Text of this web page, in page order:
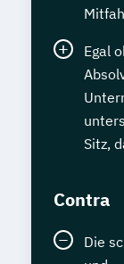
Egal
Sitz,
Contra
Die